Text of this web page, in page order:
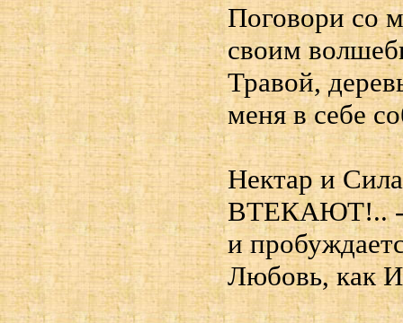
Поговори со
своим
Травой,
меня в себе
Нектар и
ВТЕКАЮТ!.. -
и
Любовь, как